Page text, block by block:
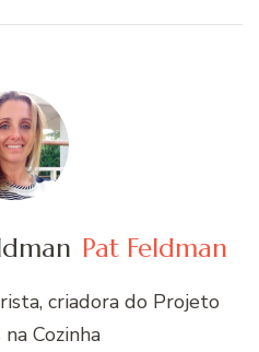
Pat Feldman
criadora do Projeto
na Cozinha